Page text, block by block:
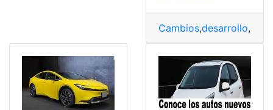
Cambios,desarrollo,